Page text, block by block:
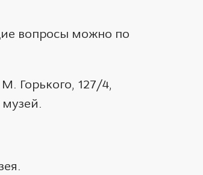
вопросы можно по
Горького, 127/4,
музей.